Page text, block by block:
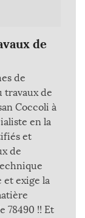
de
de
travaux de
Coccoli à
en la
et
de
et exige la
78490 !! Et